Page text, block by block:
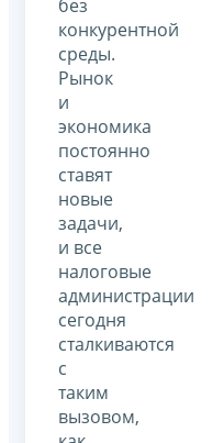
без
конкурентной
среды.
Рынок
и
экономика
постоянно
ставят
новые
задачи,
и все
налоговые
администрации
сегодня
сталкиваются
с
таким
вызовом,